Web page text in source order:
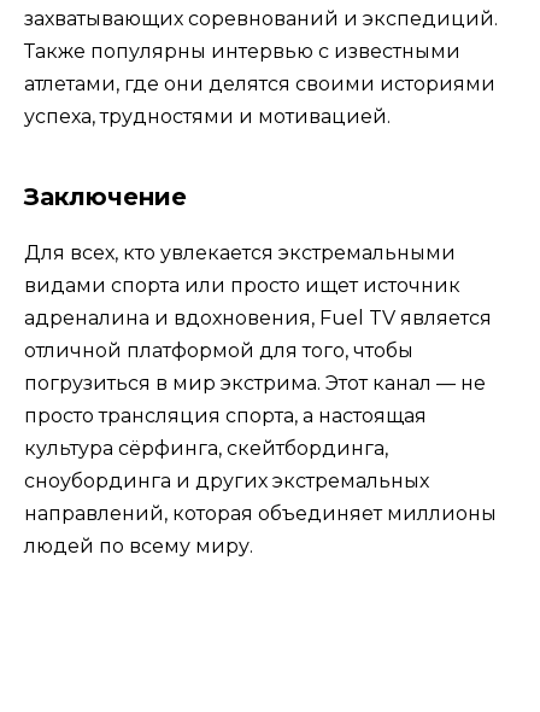
захватывающих соревнований и экспедиций.
Также популярны интервью с известными
атлетами, где они делятся своими историями
успеха, трудностями и мотивацией.
Заключение
Для всех, кто увлекается экстремальными
видами спорта или просто ищет источник
адреналина и вдохновения, Fuel TV является
отличной платформой для того, чтобы
погрузиться в мир экстрима. Этот канал — не
просто трансляция спорта, а настоящая
культура сёрфинга, скейтбординга,
сноубординга и других экстремальных
направлений, которая объединяет миллионы
людей по всему миру.